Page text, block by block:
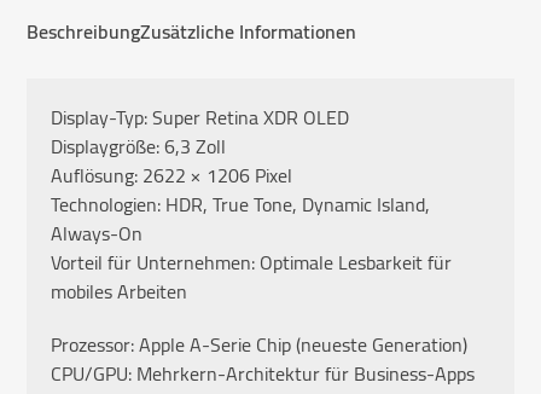
BeschreibungZusätzliche Informationen
Display-Typ: Super Retina XDR OLED
Displaygröße: 6,3 Zoll
Auflösung: 2622 × 1206 Pixel
Technologien: HDR, True Tone, Dynamic Island,
Always-On
Vorteil für Unternehmen: Optimale Lesbarkeit für
mobiles Arbeiten
Prozessor: Apple A-Serie Chip (neueste Generation)
CPU/GPU: Mehrkern-Architektur für Business-Apps